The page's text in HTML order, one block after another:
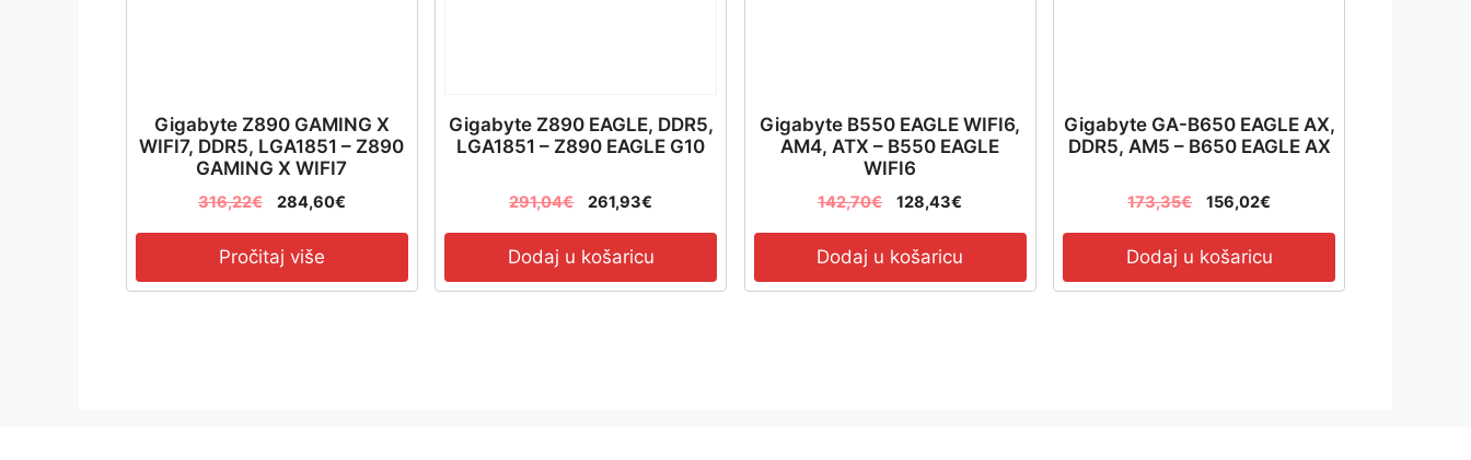
Gigabyte Z890 GAMING X
WIFI7, DDR5, LGA1851 – Z890
GAMING X WIFI7
316,22€ 284,60€
Pročitaj više
Gigabyte Z890 EAGLE, DDR5,
LGA1851 – Z890 EAGLE G10
291,04€ 261,93€
Dodaj u košaricu
Gigabyte B550 EAGLE WIFI6,
AM4, ATX – B550 EAGLE
WIFI6
142,70€ 128,43€
Dodaj u košaricu
Gigabyte GA-B650 EAGLE AX,
DDR5, AM5 – B650 EAGLE AX
173,35€ 156,02€
Dodaj u košaricu